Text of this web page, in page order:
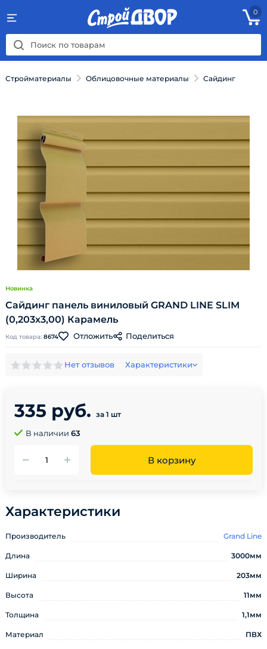
0
Стройматериалы Облицовочные материалы Сайдинг
Новинка
Сайдинг панель виниловый GRAND LINE SLIM
(0,203х3,00) Карамель
Код товара: 8674 Отложить Поделиться
Нет отзывов Характеристики
335 руб. за 1 шт
В наличии 63
В корзину
Характеристики
Производитель Grand Line
Длина 3000мм
Ширина 203мм
Высота 11мм
Толщина 1,1мм
Материал ПВХ